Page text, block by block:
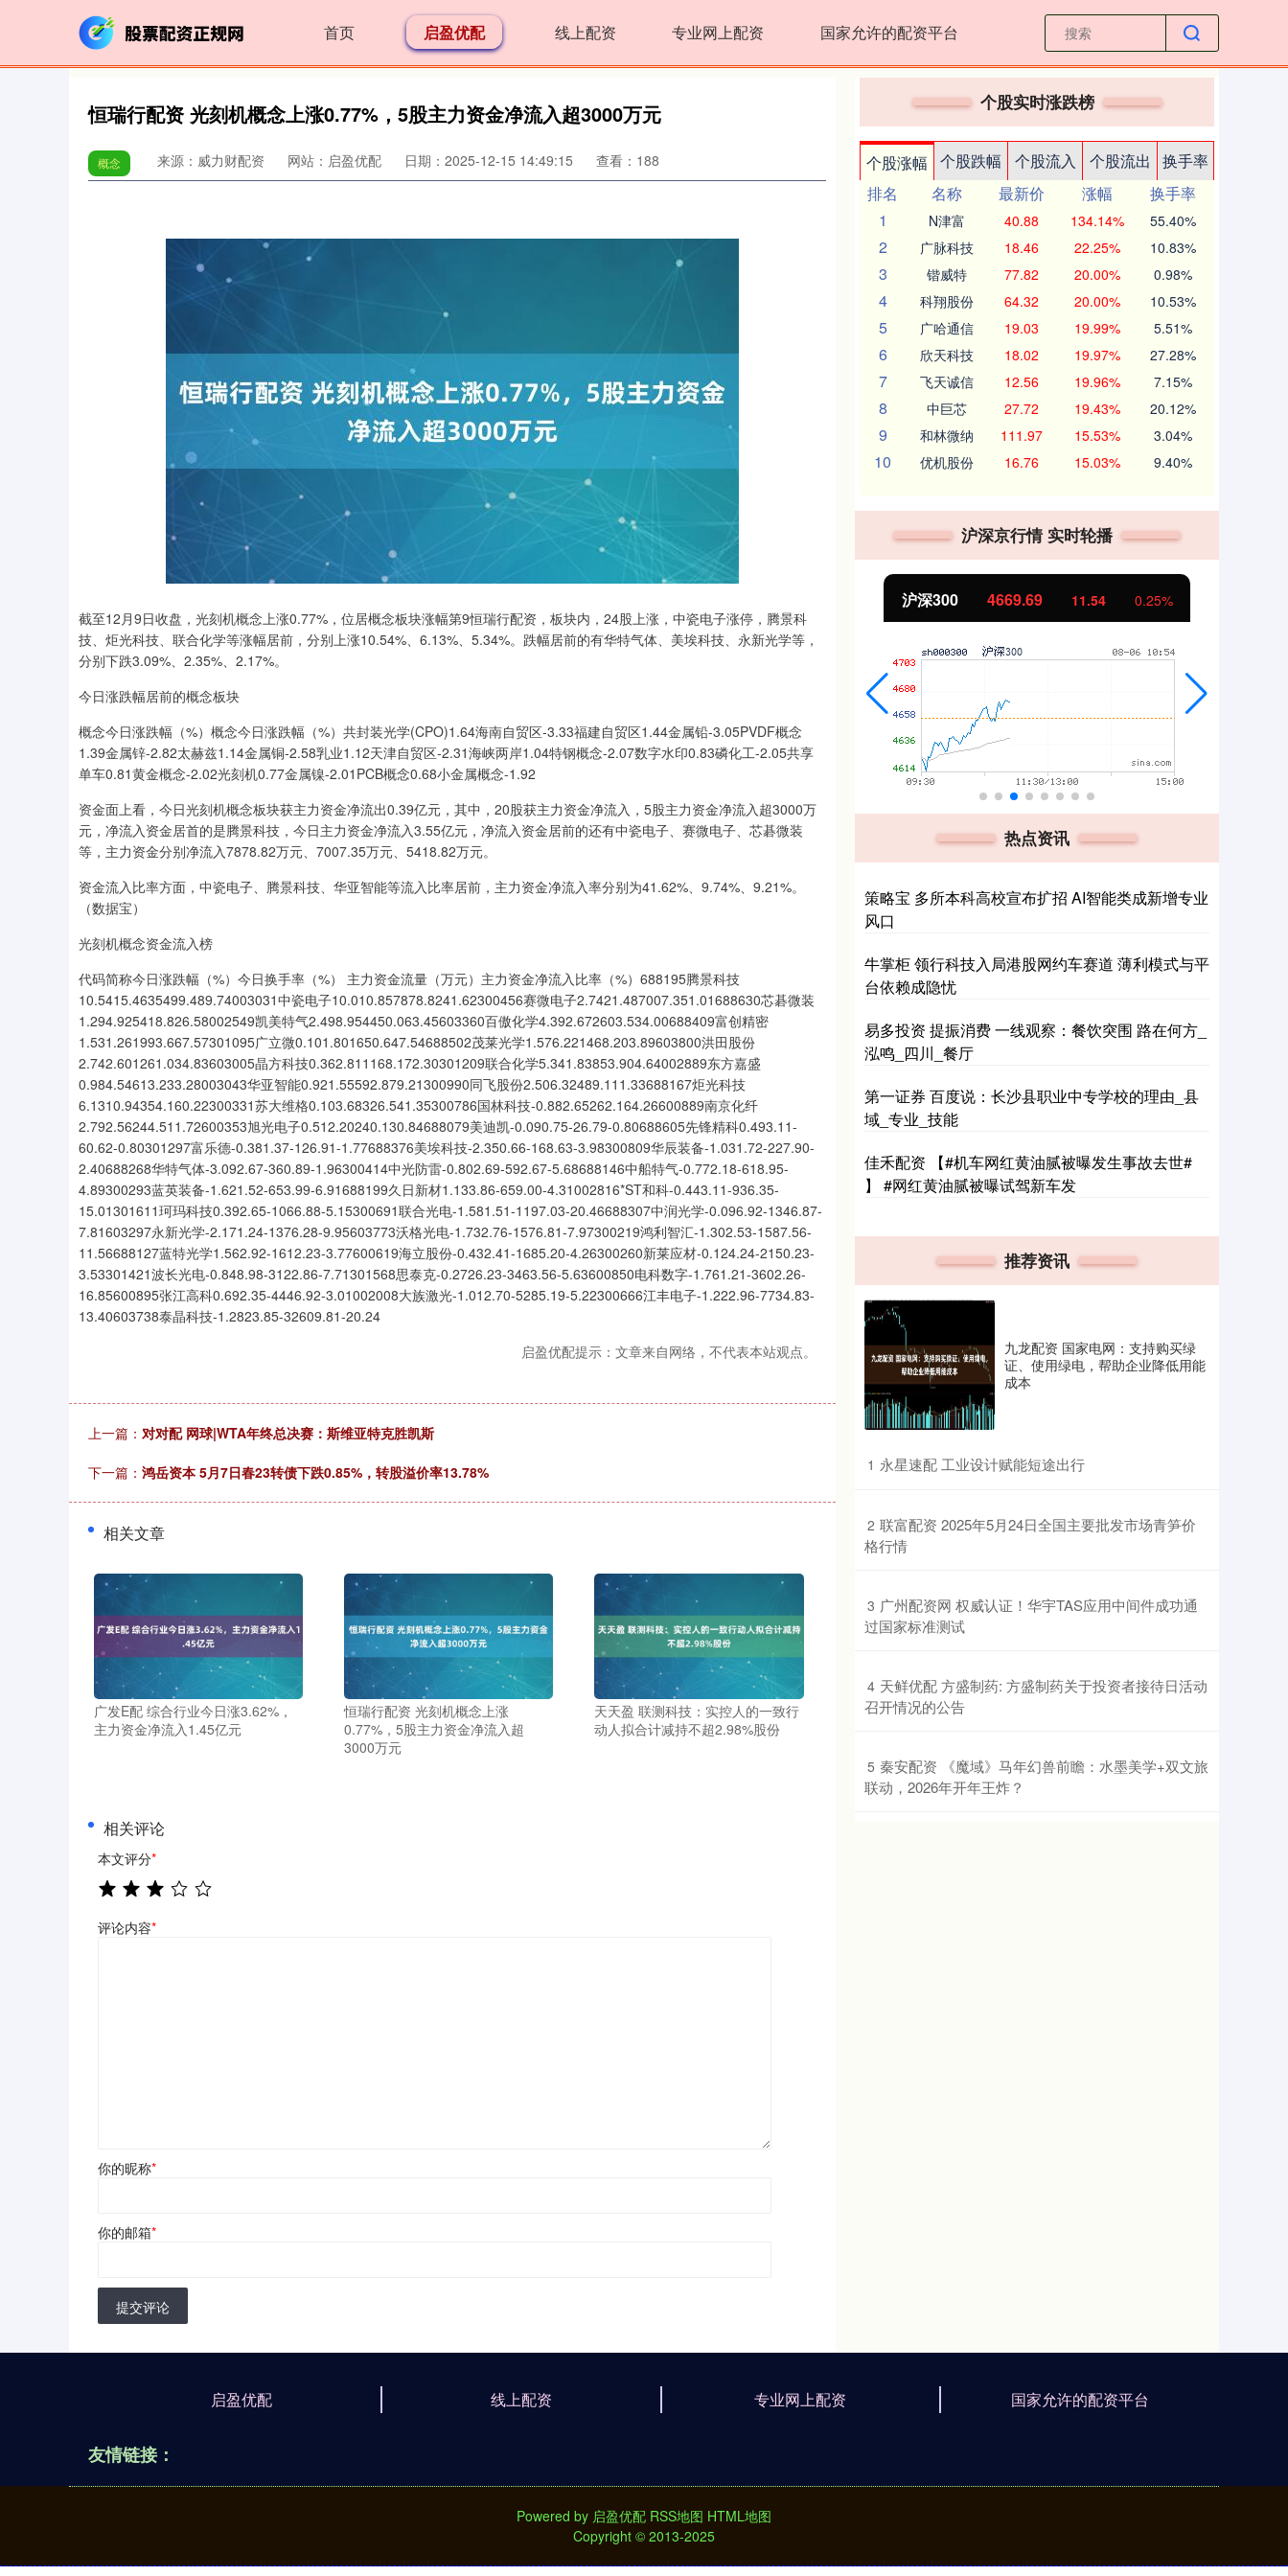
首页 启盈优配 线上配资 专业网上配资 国家允许的配资平台
恒瑞行配资 光刻机概念上涨0.77%，5股主力资金净流入超3000万元
概念 来源：威力财配资 网站：启盈优配 日期：2025-12-15 14:49:15 查看：188
截至12月9日收盘，光刻机概念上涨0.77%，位居概念板块涨幅第9恒瑞行配资，板块内，24股上涨，中瓷电子涨停，腾景科
技、炬光科技、联合化学等涨幅居前，分别上涨10.54%、6.13%、5.34%。跌幅居前的有华特气体、美埃科技、永新光学等，
分别下跌3.09%、2.35%、2.17%。
今日涨跌幅居前的概念板块
概念今日涨跌幅（%）概念今日涨跌幅（%）共封装光学(CPO)1.64海南自贸区-3.33福建自贸区1.44金属铅-3.05PVDF概念
1.39金属锌-2.82太赫兹1.14金属铜-2.58乳业1.12天津自贸区-2.31海峡两岸1.04特钢概念-2.07数字水印0.83磷化工-2.05共享
单车0.81黄金概念-2.02光刻机0.77金属镍-2.01PCB概念0.68小金属概念-1.92
资金面上看，今日光刻机概念板块获主力资金净流出0.39亿元，其中，20股获主力资金净流入，5股主力资金净流入超3000万
元，净流入资金居首的是腾景科技，今日主力资金净流入3.55亿元，净流入资金居前的还有中瓷电子、赛微电子、芯碁微装
等，主力资金分别净流入7878.82万元、7007.35万元、5418.82万元。
资金流入比率方面，中瓷电子、腾景科技、华亚智能等流入比率居前，主力资金净流入率分别为41.62%、9.74%、9.21%。
（数据宝）
光刻机概念资金流入榜
代码简称今日涨跌幅（%）今日换手率（%） 主力资金流量（万元）主力资金净流入比率（%）688195腾景科技
10.5415.4635499.489.74003031中瓷电子10.010.857878.8241.62300456赛微电子2.7421.487007.351.01688630芯碁微装
1.294.925418.826.58002549凯美特气2.498.954450.063.45603360百傲化学4.392.672603.534.00688409富创精密
1.531.261993.667.57301095广立微0.101.801650.647.54688502茂莱光学1.576.221468.203.89603800洪田股份
2.742.601261.034.83603005晶方科技0.362.811168.172.30301209联合化学5.341.83853.904.64002889东方嘉盛
0.984.54613.233.28003043华亚智能0.921.55592.879.21300990同飞股份2.506.32489.111.33688167炬光科技
6.1310.94354.160.22300331苏大维格0.103.68326.541.35300786国林科技-0.882.65262.164.26600889南京化纤
2.792.56244.511.72600353旭光电子0.512.20240.130.84688079美迪凯-0.090.75-26.79-0.80688605先锋精科0.493.11-
60.62-0.80301297富乐德-0.381.37-126.91-1.77688376美埃科技-2.350.66-168.63-3.98300809华辰装备-1.031.72-227.90-
2.40688268华特气体-3.092.67-360.89-1.96300414中光防雷-0.802.69-592.67-5.68688146中船特气-0.772.18-618.95-
4.89300293蓝英装备-1.621.52-653.99-6.91688199久日新材1.133.86-659.00-4.31002816*ST和科-0.443.11-936.35-
15.01301611珂玛科技0.392.65-1066.88-5.15300691联合光电-1.581.51-1197.03-20.46688307中润光学-0.096.92-1346.87-
7.81603297永新光学-2.171.24-1376.28-9.95603773沃格光电-1.732.76-1576.81-7.97300219鸿利智汇-1.302.53-1587.56-
11.56688127蓝特光学1.562.92-1612.23-3.77600619海立股份-0.432.41-1685.20-4.26300260新莱应材-0.124.24-2150.23-
3.53301421波长光电-0.848.98-3122.86-7.71301568思泰克-0.2726.23-3463.56-5.63600850电科数字-1.761.21-3602.26-
16.85600895张江高科0.692.35-4446.92-3.01002008大族激光-1.012.70-5285.19-5.22300666江丰电子-1.222.96-7734.83-
13.40603738泰晶科技-1.2823.85-32609.81-20.24
启盈优配提示：文章来自网络，不代表本站观点。
上一篇： 对对配 网球|WTA年终总决赛：斯维亚特克胜凯斯
下一篇： 鸿岳资本 5月7日春23转债下跌0.85%，转股溢价率13.78%
相关文章
广发E配 综合行业今日涨3.62%，
主力资金净流入1.45亿元
恒瑞行配资 光刻机概念上涨
0.77%，5股主力资金净流入超
3000万元
天天盈 联测科技：实控人的一致行
动人拟合计减持不超2.98%股份
相关评论
本文评分*
评论内容*
你的昵称*
你的邮箱*
提交评论
个股实时涨跌榜
个股涨幅 个股跌幅 个股流入 个股流出
换手率
排名
名称 最新价 涨幅
换手率
1
N津富 40.88 134.14% 55.40%
2 广脉科技 18.46 22.25% 10.83%
3 锴威特 77.82 20.00% 0.98%
4 科翔股份 64.32 20.00% 10.53%
5 广哈通信 19.03 19.99% 5.51%
6 欣天科技 18.02 19.97% 27.28%
7 飞天诚信 12.56 19.96% 7.15%
8 中巨芯 27.72 19.43% 20.12%
9 和林微纳 111.97 15.53% 3.04%
10 优机股份 16.76 15.03% 9.40%
沪深京行情 实时轮播
北证50 1124.02 4.56 0.41%
热点资讯
策略宝 多所本科高校宣布扩招 AI智能类成新增专业
风口
牛掌柜 领行科技入局港股网约车赛道 薄利模式与平
台依赖成隐忧
易多投资 提振消费 一线观察：餐饮突围 路在何方_
泓鸣_四川_餐厅
第一证券 百度说：长沙县职业中专学校的理由_县
域_专业_技能
佳禾配资 【#机车网红黄油腻被曝发生事故去世#
】 #网红黄油腻被曝试驾新车发
推荐资讯
九龙配资 国家电网：支持购买绿
证、使用绿电，帮助企业降低用能
成本
1 ​永星速配 工业设计赋能短途出行
2 ​联富配资 2025年5月24日全国主要批发市场青笋价
格行情
3 ​广州配资网 权威认证！华宇TAS应用中间件成功通
过国家标准测试
4 ​天鲜优配 方盛制药: 方盛制药关于投资者接待日活动
召开情况的公告
5 ​秦安配资 《魔域》马年幻兽前瞻：水墨美学+双文旅
联动，2026年开年王炸？
启盈优配 线上配资 专业网上配资 国家允许的配资平台
友情链接：
Powered by 启盈优配 RSS地图 HTML地图
Copyright © 2013-2025